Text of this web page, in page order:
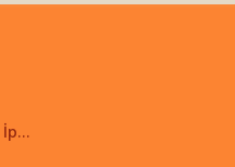
İp...